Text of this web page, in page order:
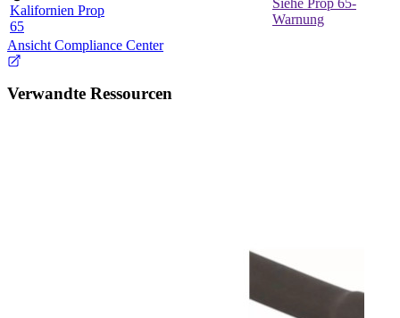
Kalifornien Prop
65
Warnung
Ansicht Compliance Center
Verwandte Ressourcen